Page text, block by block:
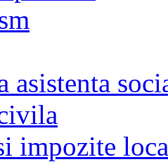
impozite